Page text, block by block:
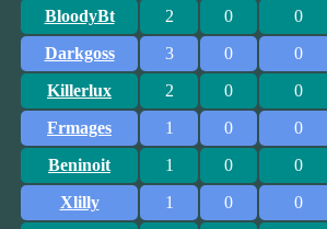
BloodyBt
2 0 0
Darkgoss
3 0 0
Killerlux
2 0 0
Frmages
1 0 0
Beninoit
1 0 0
Xlilly
1 0 0